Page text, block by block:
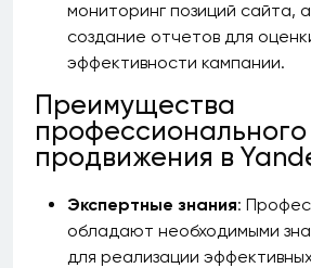
мониторинг позиций сайта,
создание отчетов для
эффективности кампании.
Преимущества
профессионального
продвижения в
Экспертные знания:
обладают необходимыми
для реализации